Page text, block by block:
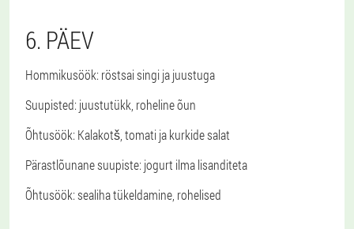
6. PÄEV
Hommikusöök: röstsai singi ja juustuga
Suupisted: juustutükk, roheline õun
Õhtusöök: Kalakotš, tomati ja kurkide salat
Pärastlõunane suupiste: jogurt ilma lisanditeta
Õhtusöök: sealiha tükeldamine, rohelised